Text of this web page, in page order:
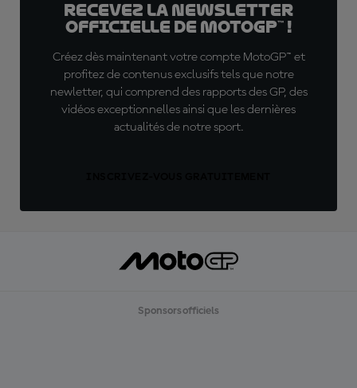
Recevez la Newsletter
officielle de MotoGP™ !
Créez dès maintenant votre compte MotoGP™ et
profitez de contenus exclusifs tels que notre
newletter, qui comprend des rapports des GP, des
vidéos exceptionnelles ainsi que les dernières
actualités de notre sport.
Sponsors officiels